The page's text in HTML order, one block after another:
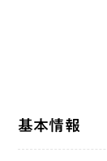
基本情報